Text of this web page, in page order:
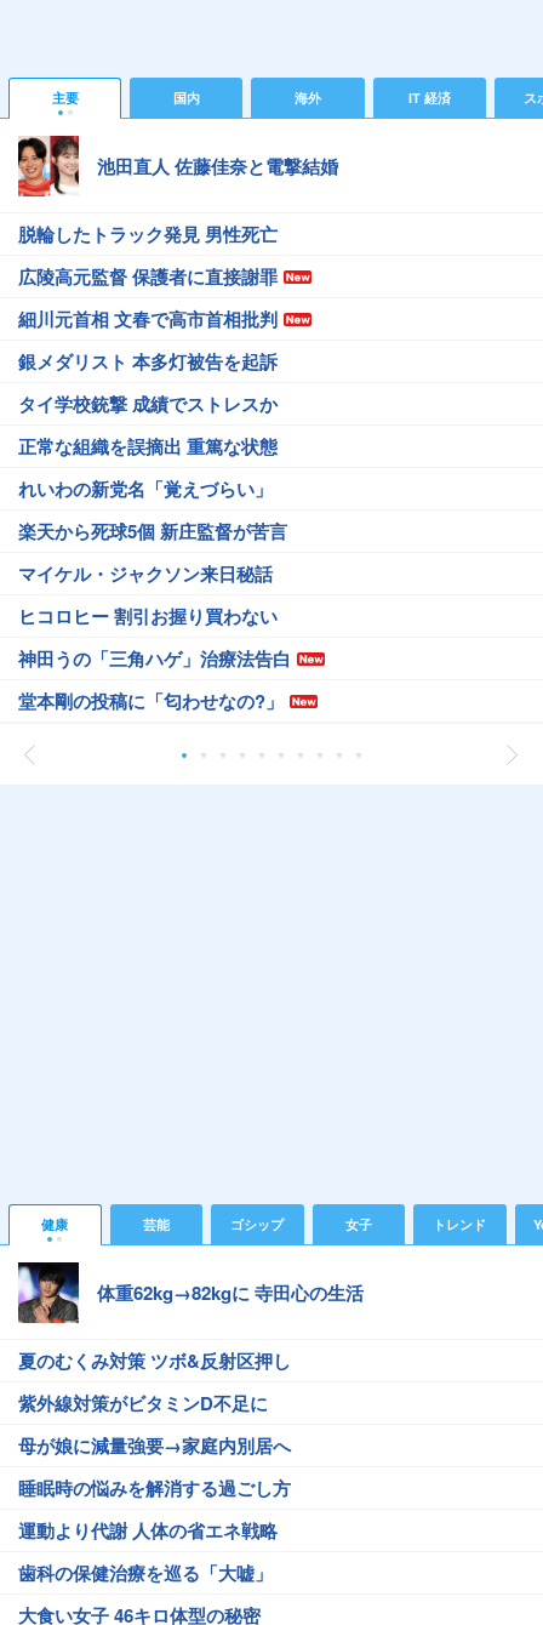
主要 国内 海外 IT 経済 ス
池田直人 佐藤佳奈と電撃結婚
脱輪したトラック発見 男性死亡
広陵高元監督 保護者に直接謝罪
細川元首相 文春で高市首相批判
銀メダリスト 本多灯被告を起訴
タイ学校銃撃 成績でストレスか
正常な組織を誤摘出 重篤な状態
れいわの新党名「覚えづらい」
楽天から死球5個 新庄監督が苦言
マイケル・ジャクソン来日秘話
ヒコロヒー 割引お握り買わない
神田うの「三角ハゲ」治療法告白
堂本剛の投稿に「匂わせなの?」
健康 芸能 ゴシップ 女子 トレンド
体重62kg→82kgに 寺田心の生活
夏のむくみ対策 ツボ&反射区押し
紫外線対策がビタミンD不足に
母が娘に減量強要→家庭内別居へ
睡眠時の悩みを解消する過ごし方
運動より代謝 人体の省エネ戦略
歯科の保健治療を巡る「大嘘」
大食い女子 46キロ体型の秘密